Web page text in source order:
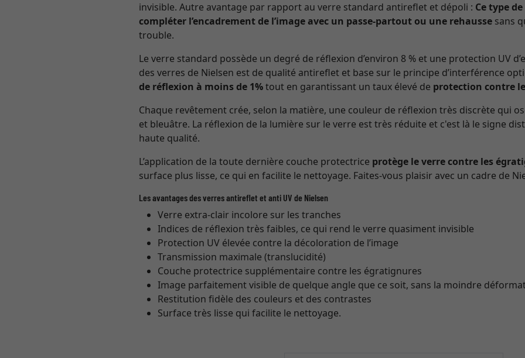
invisible. Autre avantage par rapport au verre standard antireflet et dépoli : Ce type
compléter l’encadrement de l’image avec un passe-partout ou une rehausse sans
trouble.
Le verre standard possède un degré de réflexion d’environ 8 % et une protection UV
des verres de Nielsen est de qualité antireflet et base sur le principe d’interférence
de réflexion à moins de 1%tout en garantissant un taux élevé de protection contre
Chaque revêtement crée, selon la matière, une couleur de réflexion très discrète qui
et bleuâtre. La réflexion de la lumière sur le verre est très réduite et c'est là le signe
haute qualité.
L’application de la toute dernière couche protectrice protège le verre contre les
surface plus lisse, ce qui en facilite le nettoyage. Faites-vous plaisir avec un cadre de
Les avantages des verres antireflet et anti UV de Nielsen
Verre extra-clair incolore sur les tranches
Indices de réflexion très faibles, ce qui rend le verre quasiment invisible
Protection UV élevée contre la décoloration de l’image
Transmission maximale (translucidité)
Couche protectrice supplémentaire contre les égratignures
Image parfaitement visible de quelque angle que ce soit, sans la moindre
Restitution fidèle des couleurs et des contrastes
Surface très lisse qui facilite le nettoyage.